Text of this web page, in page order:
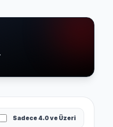
Sadece 4.0 ve Üzeri